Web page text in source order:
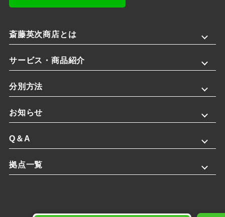
斎藤英次商店とは
サービス・商品紹介
分別方法
お知らせ
Q＆A
拠点一覧